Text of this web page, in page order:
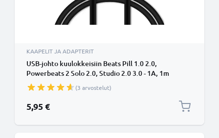
KAAPELIT JA ADAPTERIT
USB-johto kuulokkeisiin Beats Pill 1.0 2.0,
Powerbeats 2 Solo 2.0, Studio 2.0 3.0 - 1A, 1m
latausjohto. Musta PVC USB-kaapeli
(3 arvostelut)
5,95 €